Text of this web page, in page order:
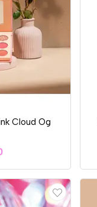
Cloud Og